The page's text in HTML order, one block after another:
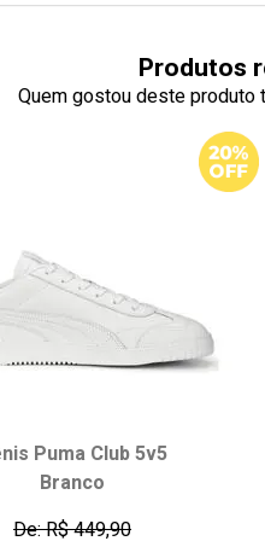
Produtos
Quem gostou deste produto
Puma Club 5v5
Branco
De: R$ 449,90